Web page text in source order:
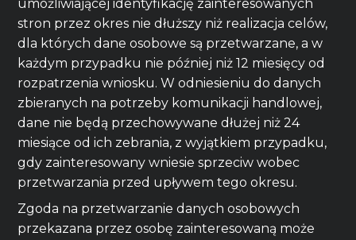
umożliwiającej identyfikację zainteresowanych
stron przez okres nie dłuższy niż realizacja celów,
dla których dane osobowe są przetwarzane, a w
każdym przypadku nie później niż 12 miesięcy od
rozpatrzenia wniosku. W odniesieniu do danych
zbieranych na potrzeby komunikacji handlowej,
dane nie będą przechowywane dłużej niż 24
miesiące od ich zebrania, z wyjątkiem przypadku,
gdy zainteresowany wniesie sprzeciw wobec
przetwarzania przed upływem tego okresu.
Zgoda na przetwarzanie danych osobowych
przekazana przez osobę zainteresowaną może